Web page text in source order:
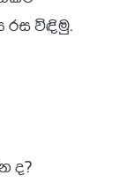
රස විඳිමු.
ද?